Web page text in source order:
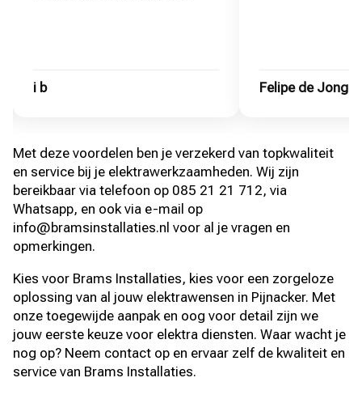
i b Felipe de Jong
Met deze voordelen ben je verzekerd van topkwaliteit
en service bij je elektrawerkzaamheden. Wij zijn
bereikbaar via telefoon op 085 21 21 712, via
Whatsapp, en ook via e-mail op
info@bramsinstallaties.nl voor al je vragen en
opmerkingen.
Kies voor Brams Installaties, kies voor een zorgeloze
oplossing van al jouw elektrawensen in Pijnacker. Met
onze toegewijde aanpak en oog voor detail zijn we
jouw eerste keuze voor elektra diensten. Waar wacht je
nog op? Neem contact op en ervaar zelf de kwaliteit en
service van Brams Installaties.